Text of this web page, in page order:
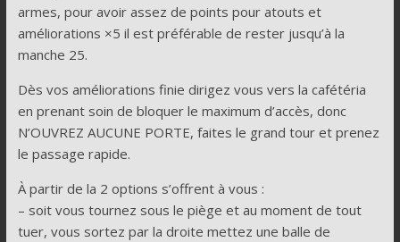
armes, pour avoir assez de points pour atouts et
améliorations ×5 il est préférable de rester jusqu’à la
manche 25.
Dès vos améliorations finie dirigez vous vers la cafétéria
en prenant soin de bloquer le maximum d’accès, donc
N’OUVREZ AUCUNE PORTE, faites le grand tour et prenez
le passage rapide.
À partir de la 2 options s’offrent à vous :
– soit vous tournez sous le piège et au moment de tout
tuer, vous sortez par la droite mettez une balle de